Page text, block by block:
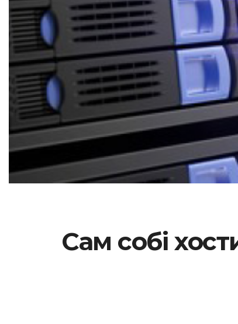
Сам собі